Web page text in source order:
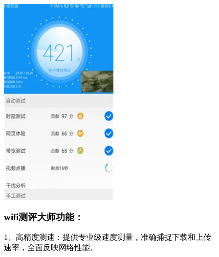
wifi测评大师功能：
1、高精度测速：提供专业级速度测量，准确捕捉下载和上传
速率，全面反映网络性能。